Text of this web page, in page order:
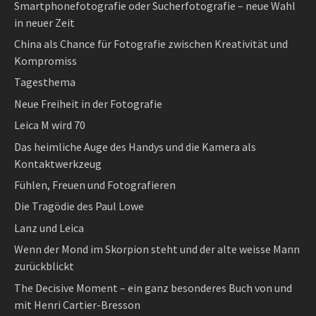
Smartphonefotografie oder Sucherfotografie – neue Wahl
in neuer Zeit
China als Chance für Fotografie zwischen Kreativität und
Kompromiss
Tagesthema
Neue Freiheit in der Fotografie
Leica M wird 70
Das heimliche Auge des Handys und die Kamera als
Kontaktwerkzeug
Fühlen, Freuen und Fotografieren
Die Tragödie des Paul Lowe
Lanz und Leica
Wenn der Mond im Skorpion steht und der alte weisse Mann
zurückblickt
The Decisive Moment – ein ganz besonderes Buch von und
mit Henri Cartier-Bresson